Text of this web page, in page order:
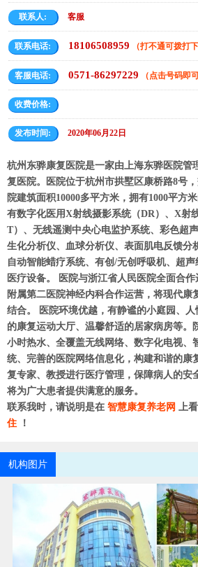
联系人: 客服
联系电话: 18106508959 （打不通可拨打
客服电话: 0571-86297229 （点击号码即
收费价格:
发布时间: 2020年06月22日
杭州东骅康复医院是一家由上海东骅医院管
复医院。医院位于杭州市拱墅区康桥路8号
院建筑面积10000多平方米，拥有1000平方
有数字化医用X射线摄影系统（DR）、X射
T）、无线遥测中央心电监护系统、彩色超
生化分析仪、血球分析仪、表面肌电反馈分
自动智能蜡疗系统、有创/无创呼吸机、超
医疗设备。 医院与浙江省人民医院全面合
附属第二医院神经内科合作运营，将现代康
结合。 医院环境优越，有静谧的小庭园、
的康复运动大厅、温馨舒适的居家病房等。
小时热水、全覆盖无线网络、数字化电视、
统、完善的医院网络信息化，构建和谐的康
复专家、教授进行医疗管理，保障病人的安
将为广大患者提供满意的服务。
联系我时，请说明是在 智慧康复养老网 上
住 ！
机构图片